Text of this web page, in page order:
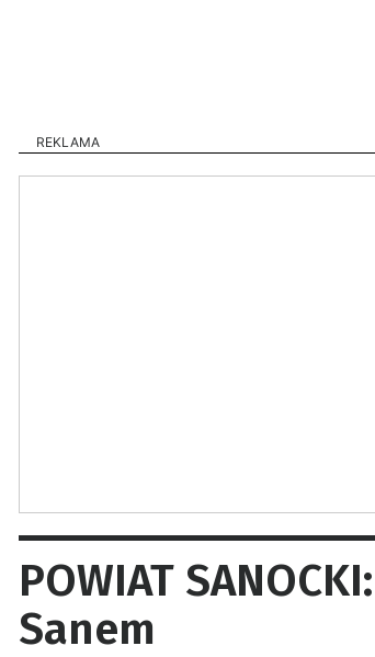
REKLAMA
POWIAT
Sanem